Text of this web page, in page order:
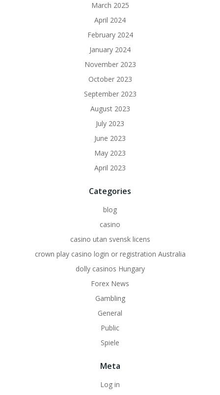
March 2025
April 2024
February 2024
January 2024
November 2023
October 2023
September 2023
August 2023
July 2023
June 2023
May 2023
April 2023
Categories
blog
casino
casino utan svensk licens
crown play casino login or registration Australia
dolly casinos Hungary
Forex News
Gambling
General
Public
Spiele
Meta
Log in